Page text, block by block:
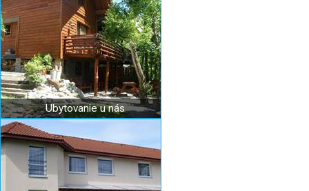
Ubytovanie u nás